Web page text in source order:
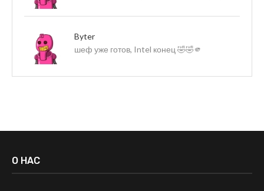
Byter
шеф уже готов, Intel конец 🤣🤣🫵
О НАС